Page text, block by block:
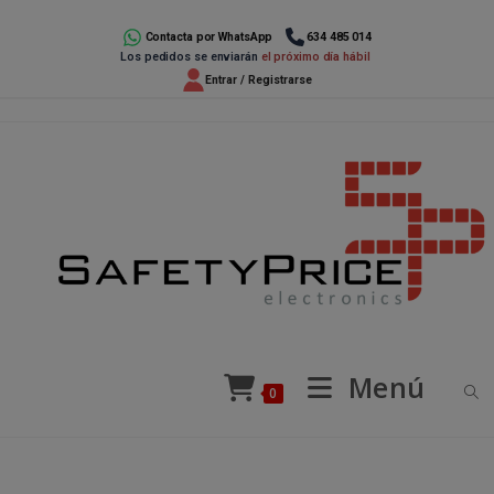
Contacta por WhatsApp
634 485 014
Los pedidos se enviarán el próximo día hábil
Entrar / Registrarse
0 Menú